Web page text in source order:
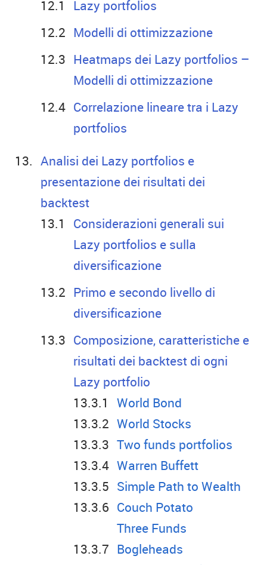
Lazy portfolios
Modelli di ottimizzazione
Heatmaps dei Lazy portfolios –
Modelli di ottimizzazione
Correlazione lineare tra i Lazy
portfolios
Analisi dei Lazy portfolios e
presentazione dei risultati dei
backtest
Considerazioni generali sui
Lazy portfolios e sulla
diversificazione
Primo e secondo livello di
diversificazione
Composizione, caratteristiche e
risultati dei backtest di ogni
Lazy portfolio
World Bond
World Stocks
Two funds portfolios
Warren Buffett
Simple Path to Wealth
Couch Potato
Three Funds
Bogleheads